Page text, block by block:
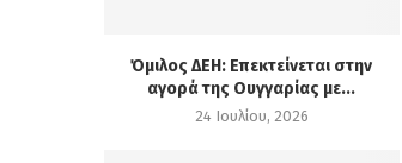
Όμιλος ΔΕΗ: Επεκτείνεται στην
αγορά της Ουγγαρίας με...
24 Ιουλίου, 2026